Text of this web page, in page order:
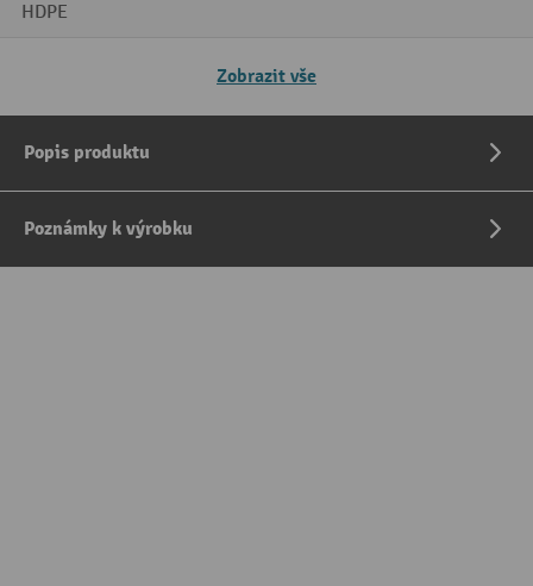
HDPE
Zobrazit vše
Popis produktu
Poznámky k výrobku